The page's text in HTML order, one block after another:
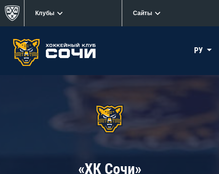
Клубы Сайты
РУ
«ХК Сочи»